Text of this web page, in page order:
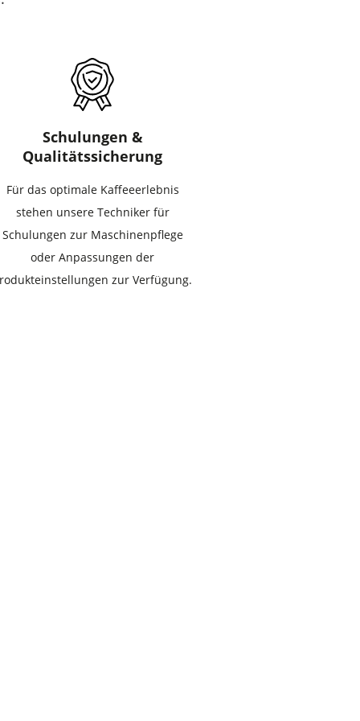
Schulungen &
Qualitätssicherung
Für das optimale Kaffeeerlebnis
stehen unsere Techniker für
Schulungen zur Maschinenpflege
oder Anpassungen der
zur Verfügung.